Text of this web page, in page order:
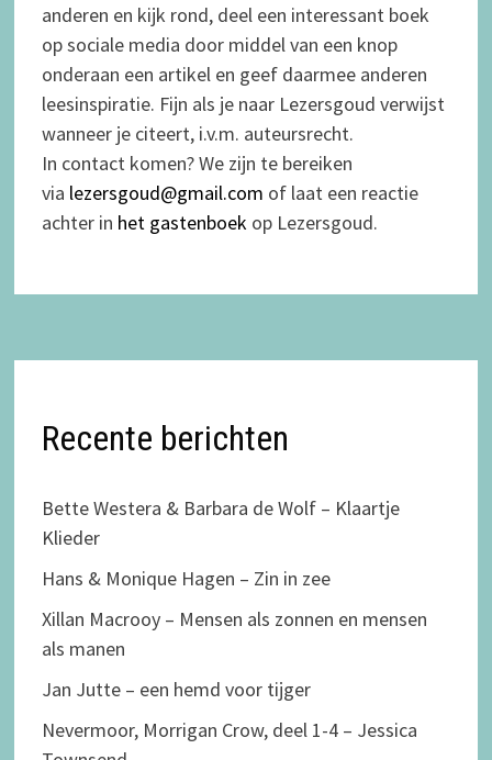
anderen en kijk rond, deel een interessant boek
op sociale media door middel van een knop
onderaan een artikel en geef daarmee anderen
leesinspiratie. Fijn als je naar Lezersgoud verwijst
wanneer je citeert, i.v.m. auteursrecht.
In contact komen? We zijn te bereiken
via lezersgoud@gmail.com of laat een reactie
achter in het gastenboekop Lezersgoud.
Recente berichten
Bette Westera & Barbara de Wolf – Klaartje
Klieder
Hans & Monique Hagen – Zin in zee
Xillan Macrooy – Mensen als zonnen en mensen
als manen
Jan Jutte – een hemd voor tijger
Nevermoor, Morrigan Crow, deel 1-4 – Jessica